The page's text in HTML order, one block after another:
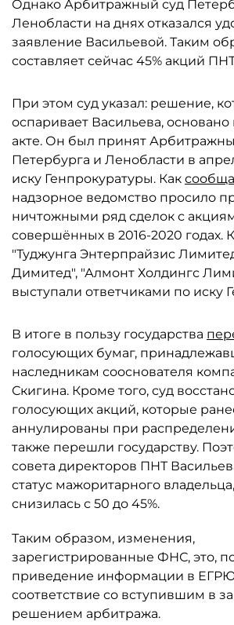
Однако Арбитражный суд
Ленобласти на днях отказался
заявление Васильевой. Таким
составляет сейчас 45% акций
При этом суд указал: решение,
оспаривает Васильева,
акте. Он был принят
Петербурга и Ленобласти в
иску Генпрокуратуры. Как
надзорное ведомство просило
ничтожными ряд сделок с
совершённых в 2016-2020 годах.
"Туджунга Энтерпрайзис
Димитед", "Алмонт Холдингс
выступали ответчиками по иску
В итоге в пользу государства
голосующих бумаг,
наследникам сооснователя
Скигина. Кроме того, суд
голосующих акций, которые
аннулированы при
также перешли государству.
совета директоров ПНТ
статус мажоритарного
снизилась с 50 до 45%.
Таким образом, изменения,
зарегистрированные ФНС, это,
приведение информации в
соответствие со вступившим в
решением арбитража.